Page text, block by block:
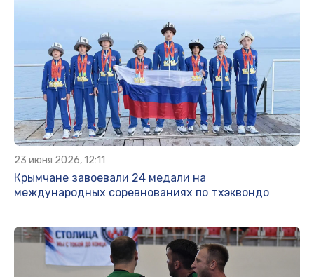
23 июня 2026, 12:11
Крымчане завоевали 24 медали на
международных соревнованиях по тхэквондо